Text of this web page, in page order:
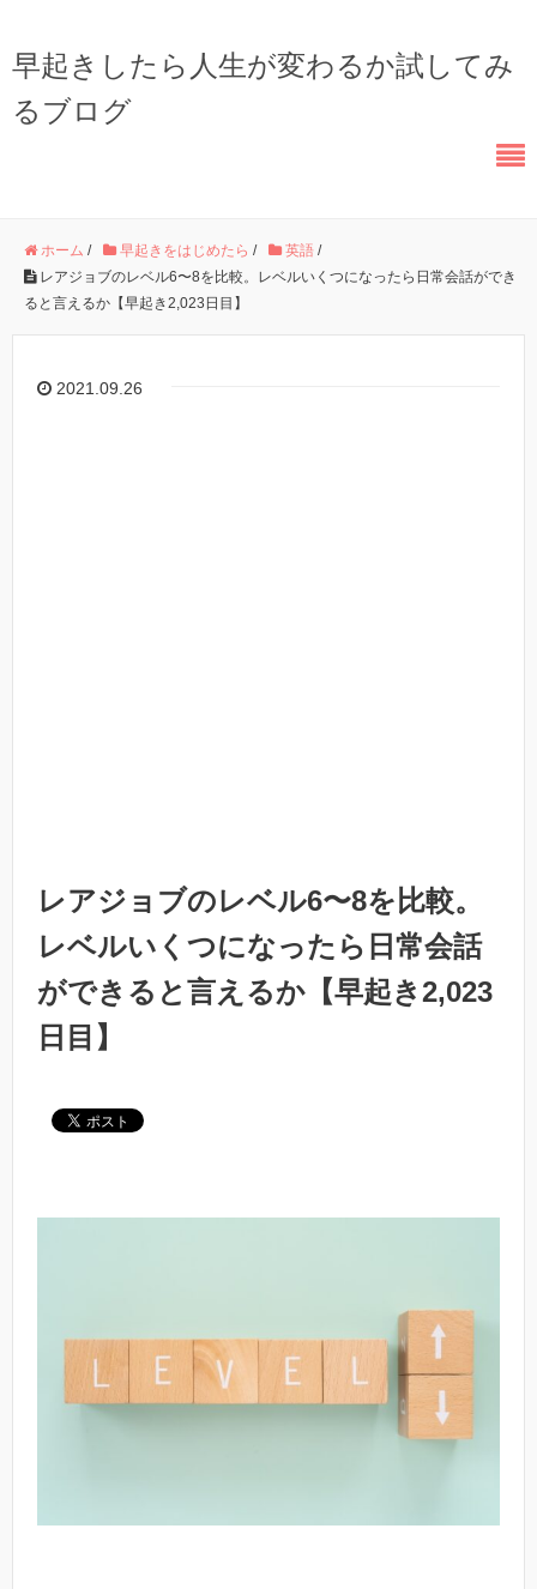
早起きしたら人生が変わるか試してみ
るブログ
ホーム / 早起きをはじめたら / 英語 /
レアジョブのレベル6〜8を比較。レベルいくつになったら日常会話ができ
ると言えるか【早起き2,023日目】
2021.09.26
レアジョブのレベル6〜8を比較。
レベルいくつになったら日常会話
ができると言えるか【早起き2,023
日目】